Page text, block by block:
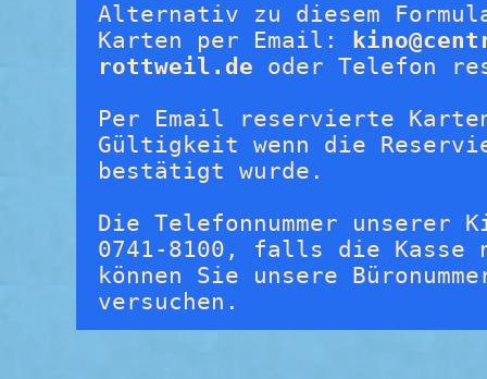
Alternativ zu diesem
Karten per Email:
rottweil.de oder Telefon
Per Email reservierte
Gültigkeit wenn die
bestätigt wurde.
Die Telefonnummer unserer
0741-8100, falls die
können Sie unsere
versuchen.